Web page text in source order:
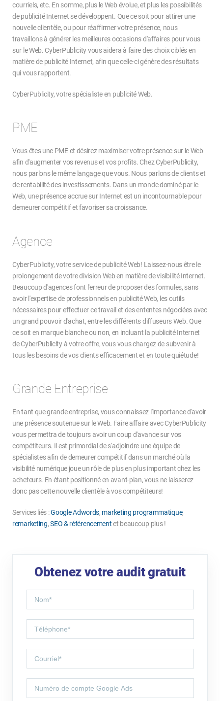
courriels, etc. En somme, plus le Web évolue, et plus les possibilités
de publicité Internet se développent. Que ce soit pour attirer une
nouvelle clientèle, ou pour réaffirmer votre présence, nous
travaillons à générer les meilleures occasions d'affaires pour vous
sur le Web. CyberPublicity vous aidera à faire des choix ciblés en
matière de publicité Internet, afin que celle-ci génère des résultats
qui vous rapportent.
CyberPublicity, votre spécialiste en publicité Web.
PME
Vous êtes une PME et désirez maximiser votre présence sur le Web
afin d'augmenter vos revenus et vos profits. Chez CyberPublicity,
nous parlons le même langage que vous. Nous parlons de clients et
de rentabilité des investissements. Dans un monde dominé par le
Web, une présence accrue sur Internet est un incontournable pour
demeurer compétitif et favoriser sa croissance.
Agence
CyberPublicity, votre service de publicité Web! Laissez-nous être le
prolongement de votre division Web en matière de visibilité Internet.
Beaucoup d'agences font l'erreur de proposer des formules, sans
avoir l'expertise de professionnels en publicité Web, les outils
nécessaires pour effectuer ce travail et des ententes négociées avec
un grand pouvoir d'achat, entre les différents diffuseurs Web. Que
ce soit en marque blanche ou non, en incluant la publicité Internet
de CyberPublicity à votre offre, vous vous chargez de subvenir à
tous les besoins de vos clients efficacement et en toute quiétude!
Grande Entreprise
En tant que grande entreprise, vous connaissez l'importance d'avoir
une présence soutenue sur le Web. Faire affaire avec CyberPublicity
vous permettra de toujours avoir un coup d'avance sur vos
compétiteurs. Il est primordial de s'adjoindre une équipe de
spécialistes afin de demeurer compétitif dans un marché où la
visibilité numérique joue un rôle de plus en plus important chez les
acheteurs. En étant positionné en avant-plan, vous ne laisserez
donc pas cette nouvelle clientèle à vos compétiteurs!
Services liés :Google Adwords, marketing programmatique,
remarketing,SEO & référencementet beaucoup plus !
Obtenez votre audit gratuit